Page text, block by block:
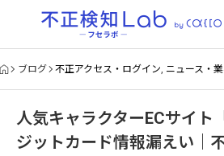
ブログ 不正アクセス・ログイン, ニュース・
人気キャラクターECサイト
ジットカード情報漏えい｜